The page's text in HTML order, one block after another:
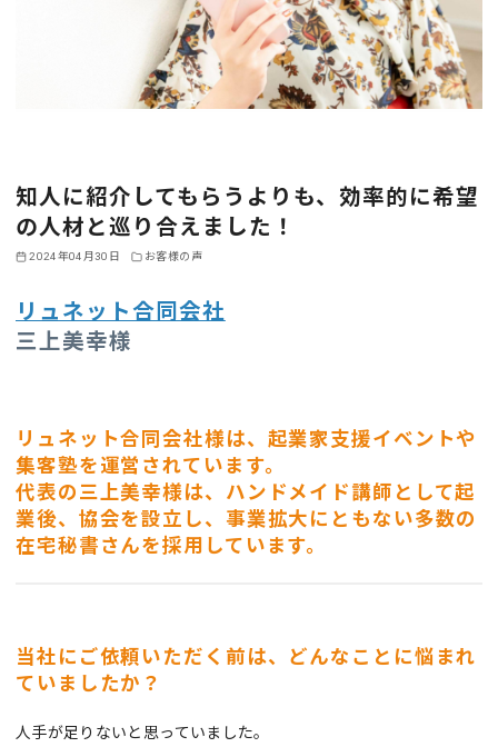
知人に紹介してもらうよりも、効率的に希望
の人材と巡り合えました！
2024年04月30日 お客様の声
リュネット合同会社
三上美幸様
リュネット合同会社様は、起業家支援イベントや
集客塾を運営されています。
代表の三上美幸様は、ハンドメイド講師として起
業後、協会を設立し、事業拡大にともない多数の
在宅秘書さんを採用しています。
当社にご依頼いただく前は、どんなことに悩まれ
ていましたか？
人手が足りないと思っていました。